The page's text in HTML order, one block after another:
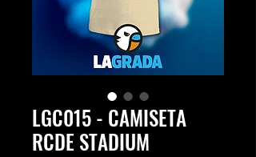
LGC015 - CAMISETA
RCDE STADIUM